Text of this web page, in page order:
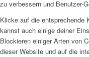
zu verbessern und Benutzer-
Klicke auf die entsprechende
kannst auch einige deiner
Blockieren einiger Arten von
dieser Website und auf die